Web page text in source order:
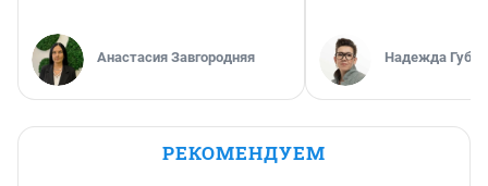
Анастасия Завгородняя Надежда
РЕКОМЕНДУЕМ